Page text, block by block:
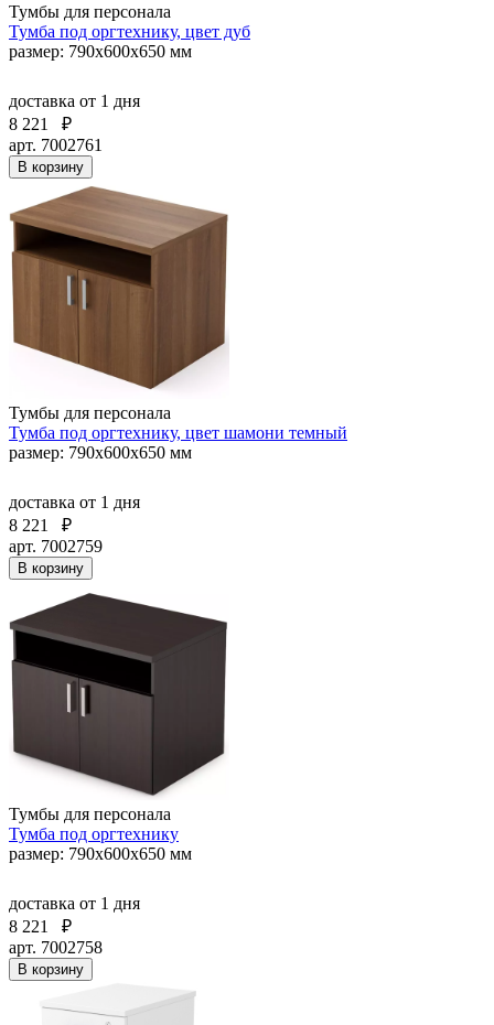
Тумбы для персонала
Тумба под оргтехнику, цвет дуб
размер: 790х600х650 мм
доставка от 1 дня
8 221
₽
арт. 7002761
В корзину
Тумбы для персонала
Тумба под оргтехнику, цвет шамони темный
размер: 790х600х650 мм
доставка от 1 дня
8 221
₽
арт. 7002759
В корзину
Тумбы для персонала
Тумба под оргтехнику
размер: 790х600х650 мм
доставка от 1 дня
8 221
₽
арт. 7002758
В корзину